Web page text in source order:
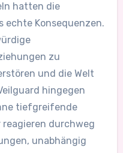
hatten die
echte Konsequenzen.
zu
und die Welt
hingegen
tiefgreifende
durchweg
unabhängig